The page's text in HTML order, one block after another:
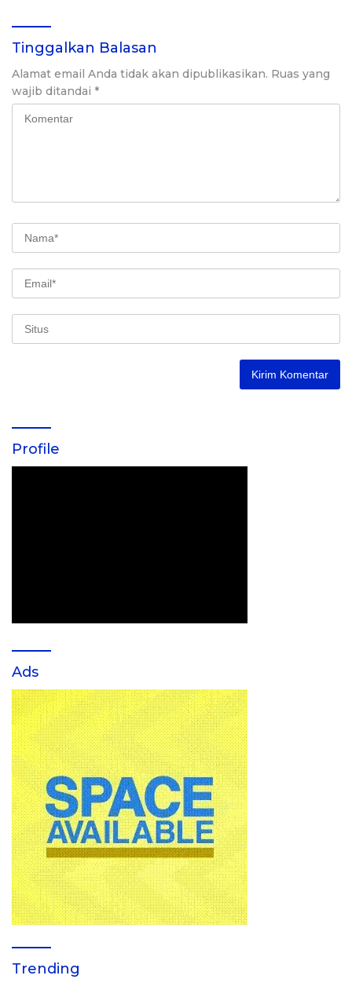
Tinggalkan Balasan
Alamat email Anda tidak akan dipublikasikan. Ruas yang
wajib ditandai *
Profile
Ads
Trending